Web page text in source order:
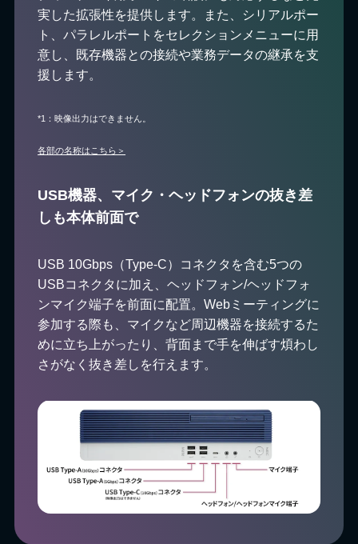
実した拡張性を提供します。また、シリアルポー
ト、パラレルポートをセレクションメニューに用
意し、既存機器との接続や業務データの継承を支
援します。
*1：映像出力はできません。
各部の名称はこちら＞
USB機器、マイク・ヘッドフォンの抜き差
しも本体前面で
USB 10Gbps（Type-C）コネクタを含む5つの
USBコネクタに加え、ヘッドフォン/ヘッドフォ
ンマイク端子を前面に配置。Webミーティングに
参加する際も、マイクなど周辺機器を接続するた
めに立ち上がったり、背面まで手を伸ばす煩わし
さがなく抜き差しを行えます。